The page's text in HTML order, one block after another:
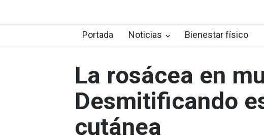
Portada Noticias Bienestar físico
La rosácea en
Desmitificando
cutánea